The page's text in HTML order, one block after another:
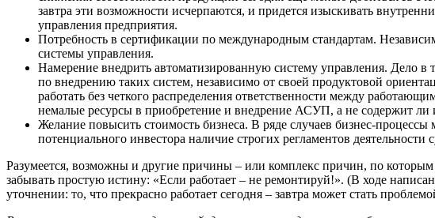
завтра эти возможности исчерпаются, и придется изыскивать
управления предприятия.
Потребность в сертификации по международным стандартам.
системы управления.
Намерение внедрить автоматизированную систему управления. Дело
по внедрению таких систем, независимо от своей продуктовой
работать без четкого распределения ответственности между
немалые ресурсы в приобретение и внедрение АСУП, а не содержит ли
Желание повысить стоимость бизнеса. В ряде случаев бизнес-
потенциального инвестора наличие строгих регламентов
Разумеется, возможны и другие причины – или комплекс причин, по
забывать простую истину: «Если работает – не ремонтируй!». (В ходе
уточнении: то, что прекрасно работает сегодня – завтра может стать